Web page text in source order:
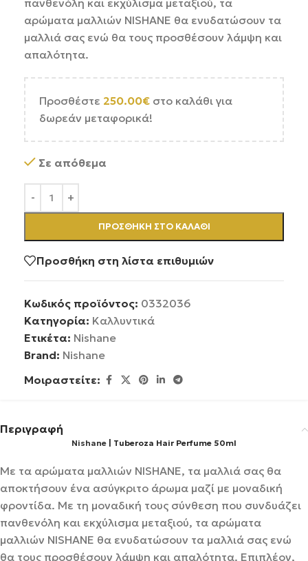
αρώματα μαλλιών NISHANE θα ενυδατώσουν τα
μαλλιά σας ενώ θα τους προσθέσουν λάμψη και
απαλότητα.
Προσθέστε 250.00€ στο καλάθι για
δωρεάν μεταφορικά!
Σε απόθεμα
ΠΡΟΣΘΉΚΗ ΣΤΟ ΚΑΛΆΘΙ
Προσθήκη στη λίστα επιθυμιών
Κωδικός προϊόντος: 0332036
Κατηγορία: Καλλυντικά
Ετικέτα: Nishane
Brand: Nishane
Μοιραστείτε:
Περιγραφή
Nishane | Tuberoza Hair Perfume 50ml
Με τα αρώματα μαλλιών NISHANE, τα μαλλιά σας θα
αποκτήσουν ένα ασύγκριτο άρωμα μαζί με μοναδική
φροντίδα. Με τη μοναδική τους σύνθεση που συνδυάζει
πανθενόλη και εκχύλισμα μεταξιού, τα αρώματα
μαλλιών NISHANE θα ενυδατώσουν τα μαλλιά σας ενώ
θα τους προσθέσουν λάμψη και απαλότητα. Επιπλέον,